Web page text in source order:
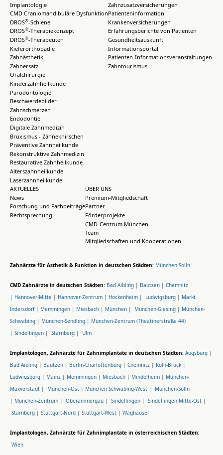
Implantologie
CMD Craniomandibuläre Dysfunktion
DROS®-Schiene
DROS®-Therapiekonzept
DROS®-Therapeuten
Kieferorthopädie
Zahnästhetik
Zahnersatz
Oralchirurgie
Kinderzahnheilkunde
Parodontologie
Beschwerdebilder
Zahnschmerzen
Endodontie
Digitale Zahnmedizin
Bruxismus - Zähneknirschen
Präventive Zahnheilkunde
Rekonstruktive Zahnmedizin
Restaurative Zahnheilkunde
Alterszahnheilkunde
Laserzahnheilkunde
Zahnzusatzversicherungen
Patienteninformation
Krankenversicherungen
Erfahrungsberichte von Patienten
Gesundheitsauskunft
Informationsportal
Patienten-Informationsveranstaltungen
Zahntourismus
AKTUELLES
News
Forschung und Fachbeiträge
Rechtsprechung
ÜBER UNS
Premium-Mitgliedschaft
Partner
Förderprojekte
CMD-Centrum München
Team
Mitgliedschaften und Kooperationen
Zahnärzte für Ästhetik & Funktion in deutschen Städten: München-Solln
CMD Zahnärzte in deutschen Städten: Bad Aibling | Bautzen | Chemnitz
| Hannover-Mitte | Hannover-Zentrum | Hockenheim | Ludwigsburg | Markt
Indersdorf | Memmingen | Miesbach | München | München-Giesing | München-
Schwabing | München-Sendling | München-Zentrum (Theatinerstraße 44)
| Sindelfingen | Starnberg | Ulm
Implantologen, Zahnärzte für Zahnimplantate in deutschen Städten: Augsburg |
Bad Aibling | Bautzen | Berlin-Charlottenburg | Chemnitz | Köln-Brück |
Ludwigsburg | Mainz | Memmingen | Miesbach | Mindelheim | München-
Maxvorstadt |
München-Ost | München Schwabing-West |
München-Solln
| München-Zentrum | Oberammergau | Sindelfingen | Sindelfingen Mitte-Ost |
Starnberg | Stuttgart-Nord | Stuttgart-West | Waghäusel
Implantologen, Zahnärzte für Zahnimplantate in österreichischen Städten:
Wien